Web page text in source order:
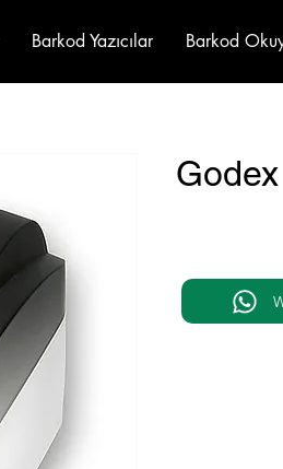
Barkod Yazıcılar Barkod